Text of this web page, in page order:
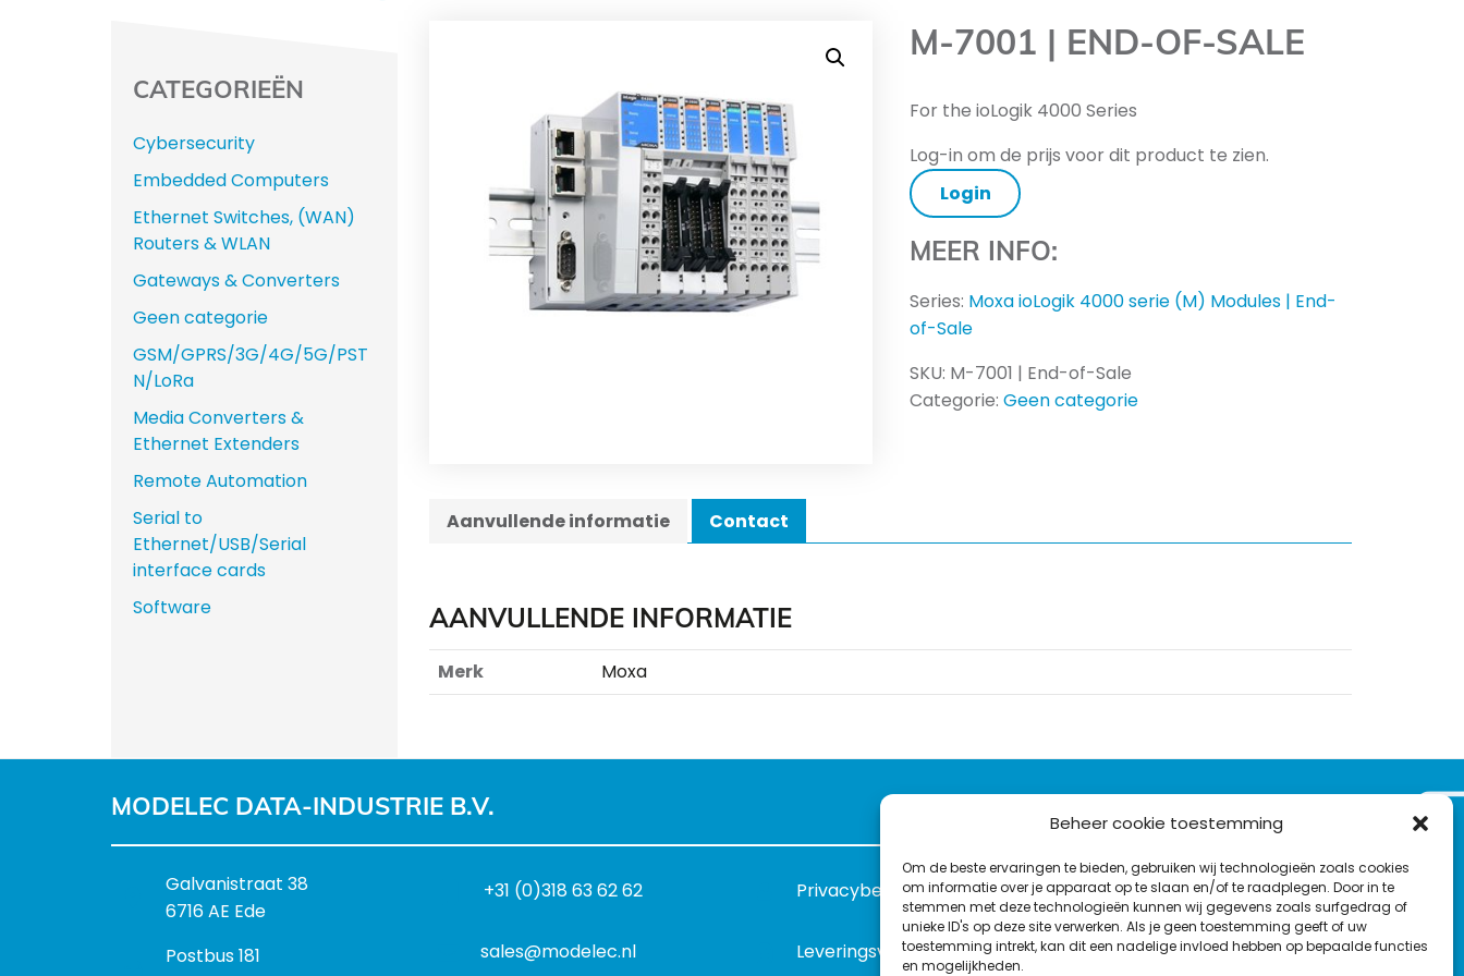
Beheer cookie toestemming
Om de beste ervaringen te bieden, gebruiken wij technologieën zoals cookies
om informatie over je apparaat op te slaan en/of te raadplegen. Door in te
stemmen met deze technologieën kunnen wij gegevens zoals surfgedrag of
unieke ID's op deze site verwerken. Als je geen toestemming geeft of uw
toestemming intrekt, kan dit een nadelige invloed hebben op bepaalde functies
en mogelijkheden.
M-7001 | END-OF-SALE
For the ioLogik 4000 Series
Log-in om de prijs voor dit product te zien.
Login
MEER INFO:
Series: Moxa ioLogik 4000 serie (M) Modules | End-
of-Sale
SKU: M-7001 | End-of-Sale
Categorie:Geen categorie
Aanvullende informatie Contact
AANVULLENDE INFORMATIE
Merk Moxa
CATEGORIEËN
Cybersecurity
Embedded Computers
Ethernet Switches, (WAN)
Routers & WLAN
Gateways & Converters
Geen categorie
GSM/GPRS/3G/4G/5G/PST
N/LoRa
Media Converters &
Ethernet Extenders
Remote Automation
Serial to
Ethernet/USB/Serial
interface cards
Software
MODELEC DATA-INDUSTRIE B.V.
B
e
o
Galvanistraat 38
6716 AE Ede
P
Postbus 181
+31 (0)318 63 62 62
sales@modelec.nl
Privacybeleid
Leveringsvoorwaarden
VOLG ONS OP:
L
i
nT
w
F
a
c
Y
o
u
C
o
n